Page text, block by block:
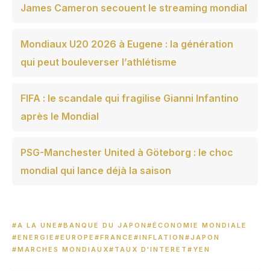
James Cameron secouent le streaming mondial
Mondiaux U20 2026 à Eugene : la génération
qui peut bouleverser l’athlétisme
FIFA : le scandale qui fragilise Gianni Infantino
après le Mondial
PSG-Manchester United à Göteborg : le choc
mondial qui lance déjà la saison
#A LA UNE #BANQUE DU JAPON #ÉCONOMIE MONDIALE
#ENERGIE #EUROPE #FRANCE #INFLATION #JAPON
#MARCHES MONDIAUX#TAUX D'INTERET #YEN